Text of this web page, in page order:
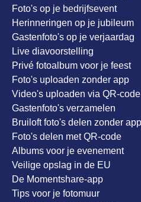
Foto's op je bedrijfsevent
Herinneringen op je jubileum
Gastenfoto's op je verjaardag
Live diavoorstelling
Privé fotoalbum voor je feest
Foto's uploaden zonder app
Video's uploaden via QR-code
Gastenfoto's verzamelen
Bruiloft foto's delen zonder app
Foto's delen met QR-code
Albums voor je evenement
Veilige opslag in de EU
De Momentshare-app
Tips voor je fotomuur